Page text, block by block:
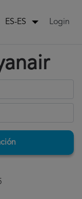
ES-ES Login